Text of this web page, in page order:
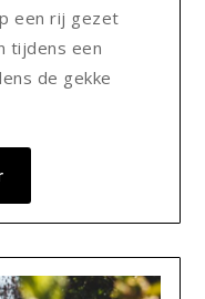
een rij gezet
tijdens een
de gekke